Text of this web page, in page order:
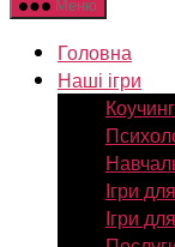
Меню
Головна
Наші ігри
Ігри
Ігри